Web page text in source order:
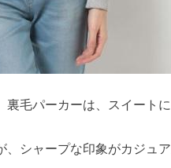
裏毛パーカーは、スイート
、シャープな印象がカジュ